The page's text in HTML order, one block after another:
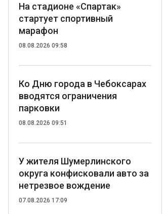
На стадионе «Спартак»
стартует спортивный
марафон
08.08.2026 09:58
Ко Дню города в Чебоксарах
вводятся ограничения
парковки
08.08.2026 09:51
У жителя Шумерлинского
округа конфисковали авто за
нетрезвое вождение
07.08.2026 17:09